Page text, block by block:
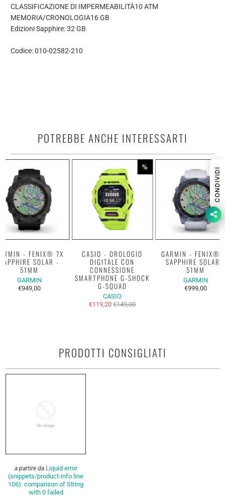
CLASSIFICAZIONE DI IMPERMEABILITÀ10 ATM
MEMORIA/CRONOLOGIA16 GB
Edizioni Sapphire: 32 GB
Codice: 010-02582-210
POTREBBE ANCHE INTERESSARTI
- FENIX® 7X
SAPPHIRE SOLAR -
51MM
GARMIN
€949,00
%
CASIO - OROLOGIO
DIGITALE CON
CONNESSIONE
SMARTPHONE G-SHOCK
G-SQUAD
CASIO
€119,20€149,00
GARMIN - FENIX®
SAPPHIRE SOLAR -
51MM
GARMIN
€999,00
PRODOTTI CONSIGLIATI
a partire daLiquid error
(snippets/product-info line
106): comparison of String
with 0 failed
CONDIVIDI